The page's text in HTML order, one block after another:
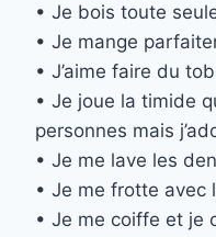
• Je bois toute
• Je mange
• J’aime faire du
• Je joue la timide
personnes mais
• Je me lave les
• Je me frotte avec
• Je me coiffe et je